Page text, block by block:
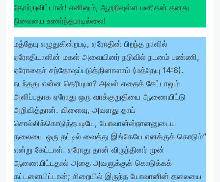
தோற்றுவிட்டான்! எனினும், ஆறறிவுள்ள மனிதன் தனது
நிலையை உணர்ந்தபாடில்லை!
மத்தேயு எழுதுகின்றபடி, ஏரோதின் பிறந்த நாளில்
ஏரோதியாளின் மகள் அவையினர் நடுவில் நடனம் பண்ணி,
ஏரோதைச் சந்தோஷப்படுத்தினாளாம் (மத்தேயு 14:6).
நடந்தது என்ன தெரியுமா? அவள் எதைக் கேட்டாலும்
அளிப்பதாக ஏரோது ஒரு வாக்குறுதியை ஆணையிட்டு
அறிவித்தான். விளைவு, அவளது தாய்
சொல்லிக்கொடுத்தபடியே, யோவான்ஸ்நானனுடைய
தலையை ஒரு தட்டில் வைத்து இங்கேயே எனக்குக் கொடும்”
என்று கேட்டாள். ஏரோது தான் விருந்தினர் முன்
ஆணையிட்டதால் அதை அவளுக்குக் கொடுக்கக்
கட்டளையிட்டான்; சிறையில் இருந்த யோவானின் தலையை